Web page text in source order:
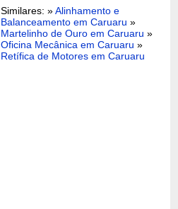
Similares: »Alinhamento e
Balanceamento em Caruaru »
Martelinho de Ouro em Caruaru »
Oficina Mecânica em Caruaru »
Retífica de Motores em Caruaru